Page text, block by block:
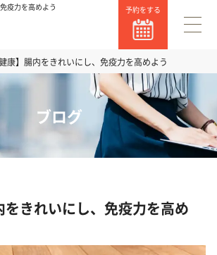
疫力を高めよう 予約をする
健康】腸内をきれいにし、免疫力を高めよう
ブログ
をきれいにし、免疫力を高め